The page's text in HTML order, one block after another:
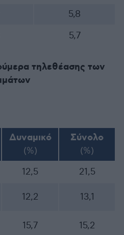
5,8
5,7
τηλεθέασης των
Δυναμικό
(%)
Σύνολο
(%)
12,5 21,5
12,2 13,1
15,7 15,2